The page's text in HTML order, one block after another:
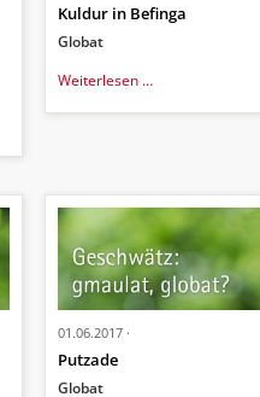
Kuldur in Befinga
Globat
Weiterlesen …Kuldur
01.06.2017
Putzade
Globat